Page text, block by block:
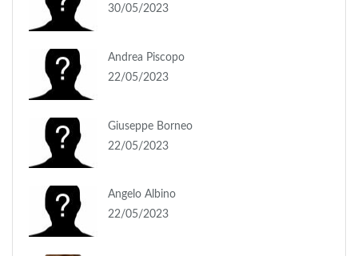
30/05/2023
Andrea Piscopo
22/05/2023
Giuseppe Borneo
22/05/2023
Angelo Albino
22/05/2023